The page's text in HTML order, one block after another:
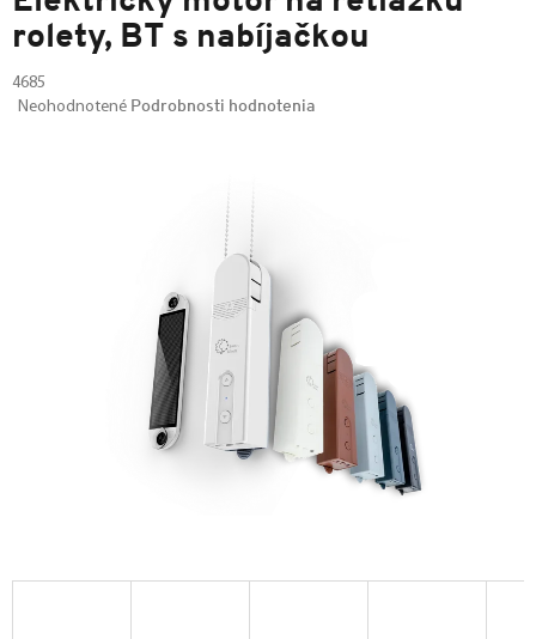
rolety, BT s nabíjačkou
4685
Neohodnotené Podrobnosti hodnotenia